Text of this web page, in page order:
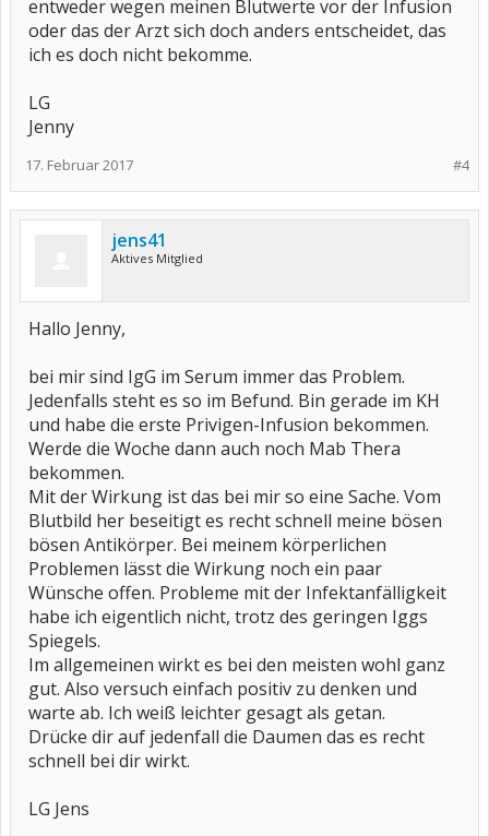
entweder wegen meinen Blutwerte vor der Infusion
oder das der Arzt sich doch anders entscheidet, das
ich es doch nicht bekomme.
LG
Jenny
#4
17. Februar 2017
jens41
Aktives Mitglied
Hallo Jenny,
bei mir sind IgG im Serum immer das Problem.
Jedenfalls steht es so im Befund. Bin gerade im KH
und habe die erste Privigen-Infusion bekommen.
Werde die Woche dann auch noch Mab Thera
bekommen.
Mit der Wirkung ist das bei mir so eine Sache. Vom
Blutbild her beseitigt es recht schnell meine bösen
bösen Antikörper. Bei meinem körperlichen
Problemen lässt die Wirkung noch ein paar
Wünsche offen. Probleme mit der Infektanfälligkeit
habe ich eigentlich nicht, trotz des geringen Iggs
Spiegels.
Im allgemeinen wirkt es bei den meisten wohl ganz
gut. Also versuch einfach positiv zu denken und
warte ab. Ich weiß leichter gesagt als getan.
Drücke dir auf jedenfall die Daumen das es recht
schnell bei dir wirkt.
LG Jens